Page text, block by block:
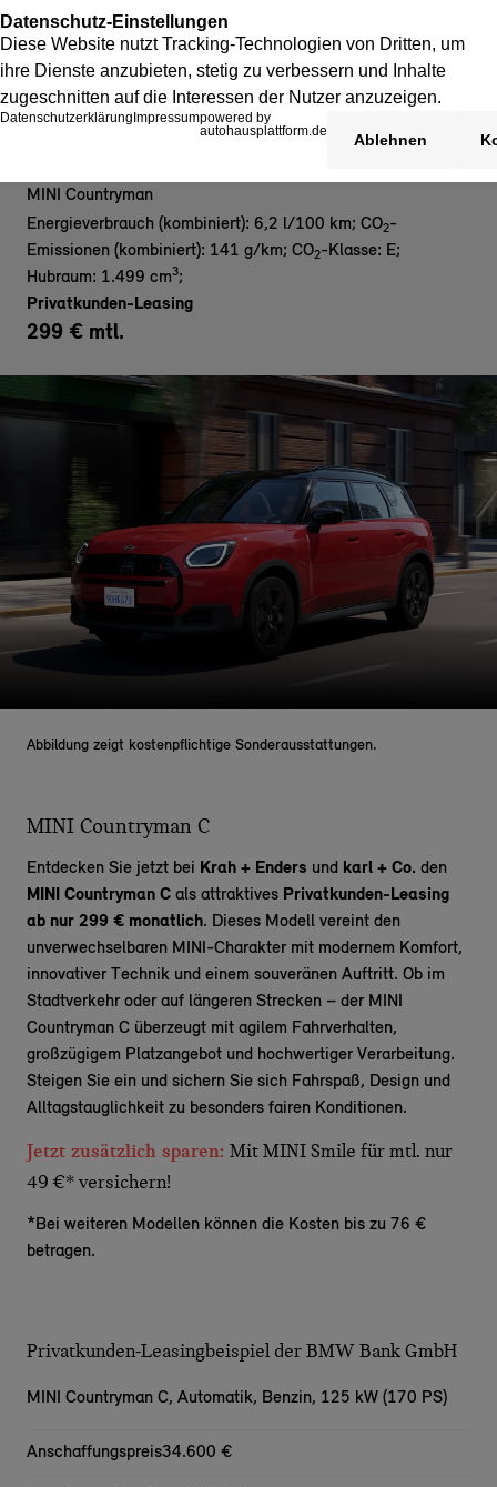
MINI Countryman
Energieverbrauch (kombiniert): 6,2 l/100 km; CO2-
Emissionen (kombiniert): 141 g/km; CO2-Klasse: E;
Hubraum: 1.499 cm3;
Privatkunden-Leasing
299 € mtl.
Abbildung zeigt kostenpflichtige Sonderausstattungen.
MINI Countryman C
Entdecken Sie jetzt bei Krah + Enders und karl + Co. den
MINI Countryman C als attraktives Privatkunden-Leasing
ab nur 299 € monatlich. Dieses Modell vereint den
unverwechselbaren MINI-Charakter mit modernem Komfort,
innovativer Technik und einem souveränen Auftritt. Ob im
Stadtverkehr oder auf längeren Strecken – der MINI
Countryman C überzeugt mit agilem Fahrverhalten,
großzügigem Platzangebot und hochwertiger Verarbeitung.
Steigen Sie ein und sichern Sie sich Fahrspaß, Design und
Alltagstauglichkeit zu besonders fairen Konditionen.
Jetzt zusätzlich sparen: Mit MINI Smile für mtl. nur
49 €* versichern!
*Bei weiteren Modellen können die Kosten bis zu 76 €
betragen.
Privatkunden-Leasingbeispiel der BMW Bank GmbH
MINI Countryman C, Automatik, Benzin, 125 kW (170 PS)
Anschaffungspreis34.600 €